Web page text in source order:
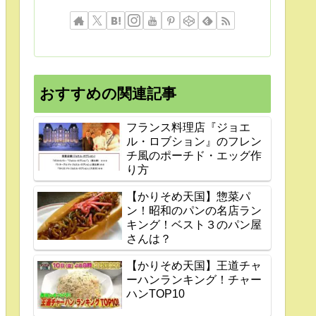
おすすめの関連記事
フランス料理店『ジョエ
ル・ロブション』のフレン
チ風のポーチド・エッグ作
り方
【かりそめ天国】惣菜パ
ン！昭和のパンの名店ラン
キング！ベスト３のパン屋
さんは？
【かりそめ天国】王道チャ
ーハンランキング！チャー
ハンTOP10